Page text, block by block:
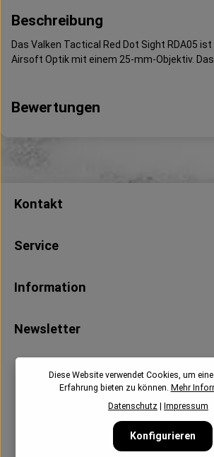
Beschreibung
Das Valken Tactical Red Dot Sight RDA05
Airsoft Optik mit einem 25-mm-Objektiv. Das
Bewertungen
Kontakt
Service
Information
Newsletter
Diese Website verwendet Cookies, um
Erfahrung bieten zu können. Mehr
Datenschutz | Impressum
Konfigurieren